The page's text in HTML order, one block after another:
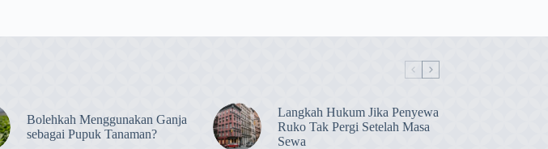
Bolehkah Menggunakan Ganja
sebagai Pupuk Tanaman?
Langkah Hukum Jika Penyewa
Ruko Tak Pergi Setelah Masa
Sewa